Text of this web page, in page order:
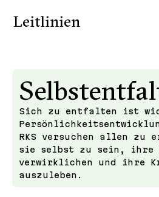
24. August 2026
18:00 Uhr –
Einfüh­rungsphase
27. August 2026
18:00 Uhr – Eltern­
abende Jahrgänge 6-
27. August 2026
19:30 Uhr –
mation Skifahrt
Leitlinien
Sich zu entfalten ist
RKS versuchen allen zu
sie selbst zu sein, ihre
verwirk­lichen und ihre
auszuleben.